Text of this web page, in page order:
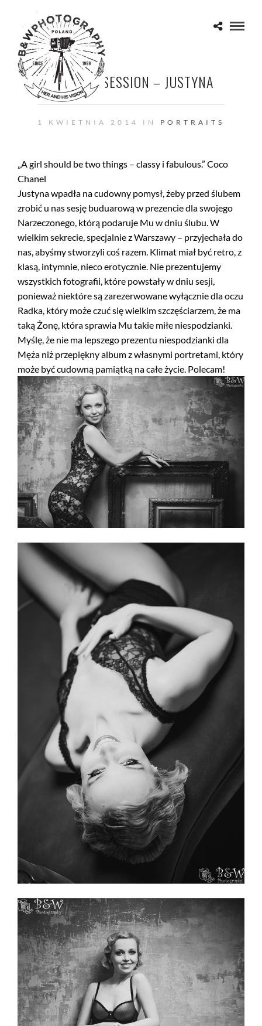
BOUDOIR SESSION – JUSTYNA
1 KWIETNIA 2014 IN PORTRAITS
„A girl should be two things – classy i fabulous.” Coco
Chanel
Justyna wpadła na cudowny pomysł, żeby przed ślubem
zrobić u nas sesję buduarową w prezencie dla swojego
Narzeczonego, którą podaruje Mu w dniu ślubu. W
wielkim sekrecie, specjalnie z Warszawy – przyjechała do
nas, abyśmy stworzyli coś razem. Klimat miał być retro, z
klasą, intymnie, nieco erotycznie. Nie prezentujemy
wszystkich fotografii, które powstały w dniu sesji,
ponieważ niektóre są zarezerwowane wyłącznie dla oczu
Radka, który może czuć się wielkim szczęściarzem, że ma
taką Żonę, która sprawia Mu takie miłe niespodzianki.
Myślę, że nie ma lepszego prezentu niespodzianki dla
Męża niż przepiękny album z własnymi portretami, który
może być cudowną pamiątką na całe życie. Polecam!